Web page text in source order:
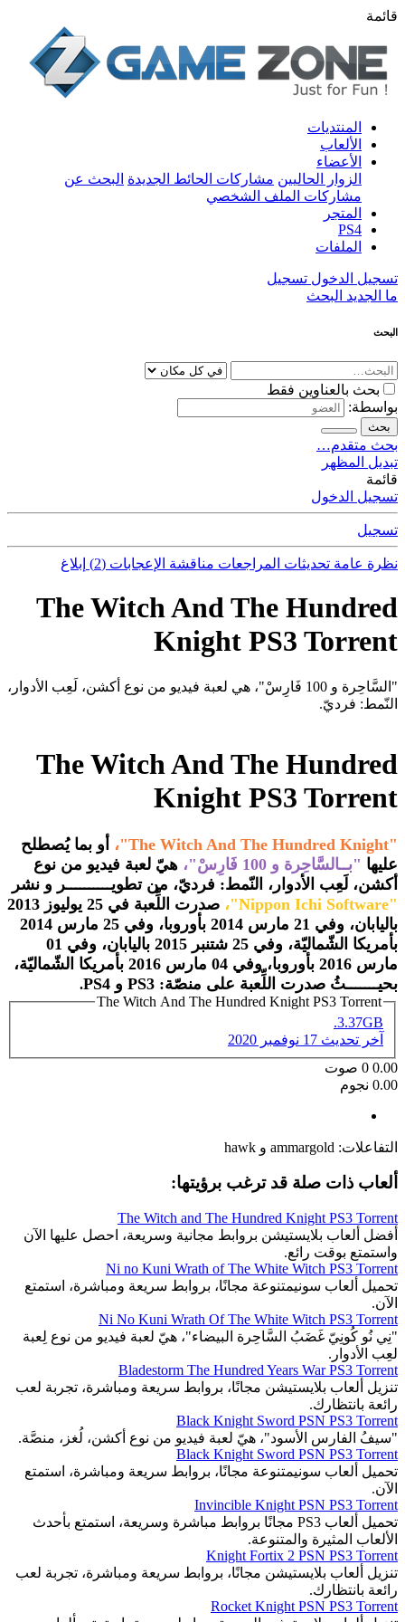
قائمة
المنتديات
الألعاب
الأعضاء
الزوار الحاليين مشاركات الحائط الجديدة البحث عن
مشاركات الملف الشخصي
المتجر
PS4
الملفات
تسجيل الدخول تسجيل
ما الجديد البحث
البحث
بحث بالعناوين فقط
بواسطة:
بحث
بحث متقدم…
تبديل المظهر
قائمة
تسجيل الدخول
تسجيل
نظرة عامة تحديثات المراجعات مناقشة الإعجابات (2) إبلاغ
The Witch And The Hundred
Knight PS3 Torrent
"السَّاحِرة و 100 فَارِسْ"، هي لعبة فيديو من نوع أكشن، لَعِب الأدوار،
النّمط: فرديّ.
The Witch And The Hundred
Knight PS3 Torrent
"The Witch And The Hundred Knight"،
أو بما يُصطلح
عليها "بــالسَّاحِرة و 100 فَارِسْ"،
هيّ لعبة فيديو من نوع
أكشن، لَعِب الأدوار، النّمط: فرديّ، من تطويــــــــــر و نشر
"Nippon Ichi Software
"،
صدرت اللِّعبة في 25 يوليوز 2013
باليابان، وفي 21 مارس 2014 بأوروبا، وفي 25 مارس 2014
بأمريكا الشّماليّة، وفي 25 شتنبر 2015 باليابان، وفي 01
مارس 2016 بأوروبا، وفي 04 مارس 2016 بأمريكا الشّماليّة،
بحيـــــــثُ صدرت اللِّعبة على منصّة: PS3 و PS4
.
The Witch And The Hundred Knight PS3 Torrent
3.37GB.
آخر تحديث 17 نوفمبر 2020
0.00
0 صوت
0.00 نجوم
التفاعلات: ammargold و hawk
ألعاب ذات صلة قد ترغب برؤيتها:
The Witch and The Hundred Knight PS3 Torrent
أفضل ألعاب بلايستيشن بروابط مجانية وسريعة، احصل عليها الآن
واستمتع بوقت رائع.
Ni no Kuni Wrath of The White Witch PS3 Torrent
تحميل ألعاب سونيمتنوعة مجانًا، بروابط سريعة ومباشرة، استمتع
الآن.
Ni No Kuni Wrath Of The White Witch PS3 Torrent
"نِي نُو كُونِيّ غَضَبُ السَّاحِرة البيضاء"، هيّ لعبة فيديو من نوع لِعبة
لعِب الأدوار.
Bladestorm The Hundred Years War PS3 Torrent
تنزيل ألعاب بلايستيشن مجانًا، بروابط سريعة ومباشرة، تجربة لعب
رائعة بانتظارك.
Black Knight Sword PSN PS3 Torrent
"سيفُ الفارس الأسود"، هيّ لعبة فيديو من نوع أكشن، لُغز، منصَّة.
Black Knight Sword PSN PS3 Torrent
تحميل ألعاب سونيمتنوعة مجانًا، بروابط سريعة ومباشرة، استمتع
الآن.
Invincible Knight PSN PS3 Torrent
تحميل ألعاب PS3 مجانًا بروابط مباشرة وسريعة، استمتع بأحدث
الألعاب المثيرة والمتنوعة.
Knight Fortix 2 PSN PS3 Torrent
تنزيل ألعاب بلايستيشن مجانًا، بروابط سريعة ومباشرة، تجربة لعب
رائعة بانتظارك.
Rocket Knight PSN PS3 Torrent